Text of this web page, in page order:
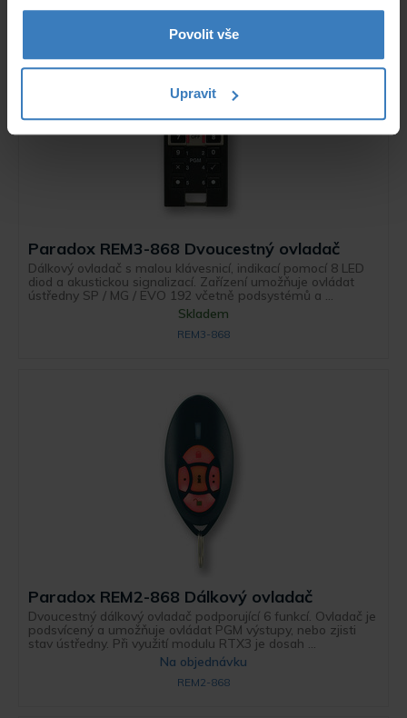
Povolit vše
Upravit
Paradox REM3-868 Dvoucestný ovladač
Dálkový ovladač s malou klávesnicí, indikací pomocí 8 LED
diod a akustickou signalizací. Zařízení umožňuje ovládat
ústředny SP / MG / EVO 192 včetně podsystémů a ...
Skladem
REM3-868
Paradox REM2-868 Dálkový ovladač
Dvoucestný dálkový ovladač podporující 6 funkcí. Ovladač je
podsvícený a umožňuje ovládat PGM výstupy, nebo zjisti
stav ústředny. Při využití modulu RTX3 je dosah ...
Na objednávku
REM2-868